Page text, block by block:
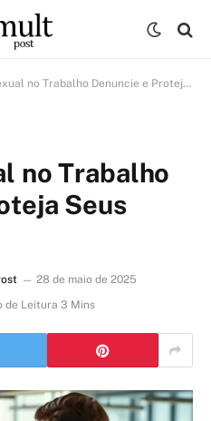
no Trabalho Denuncie e Proteja Seus Direitos
no Trabalho
Seus
28 de maio de 2025
de Leitura 3 Mins